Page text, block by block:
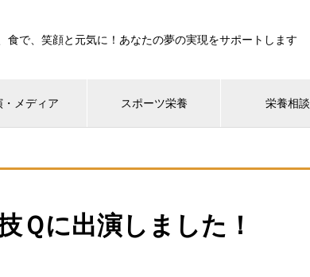
食で、笑顔と元気に！あなたの夢の実現をサポートします
・メディア スポーツ栄養 栄養相談
Ｑに出演しました！